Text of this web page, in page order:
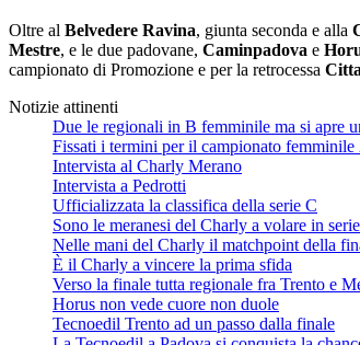
Oltre al Belvedere Ravina, giunta seconda e alla
Mestre, e le due padovane, Caminpadova e
campionato di Promozione e per la retrocessa
Notizie attinenti
Due le regionali in B femminile ma si apre
Fissati i termini per il campionato femminile
Intervista al Charly Merano
Intervista a Pedrotti
Ufficializzata la classifica della serie C
Sono le meranesi del Charly a volare in
Nelle mani del Charly il matchpoint della
È il Charly a vincere la prima sfida
Verso la finale tutta regionale fra Trento e
Horus non vede cuore non duole
Tecnoedil Trento ad un passo dalla finale